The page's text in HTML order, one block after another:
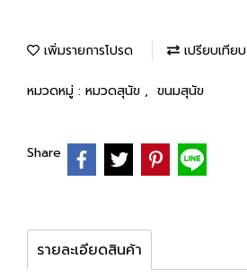
เพิ่มรายการโปรด เปรียบเทียบ
หมวดหมู่ : หมวดสุนัข , ขนมสุนัข
Share
รายละเอียดสินค้า